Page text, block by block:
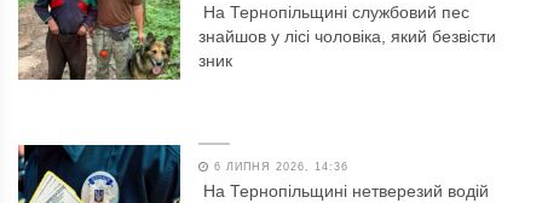
На Тернопільщині службовий пес
знайшов у лісі чоловіка, який безвісти
зник
6 ЛИПНЯ 2026, 14:36
На Тернопільщині нетверезий водій